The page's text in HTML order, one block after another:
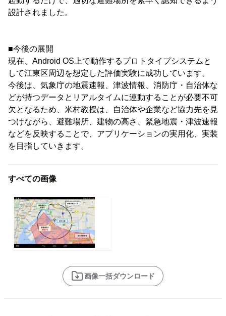
設計されました。
■今後の展開
現在、Android OS上で動作するプロトタイプシステムと
して江東区周辺を想定した評価実験に成功しています。
今後は、気象庁の地震速報、津波情報、消防庁・自治体な
どが持つデータとリアルタイムに連動することが必要不可
欠となるため、米村教授は、自治体や企業など協力先を見
つけながら、避難場所、建物の高さ、緊急地震・津波速報
などを反映することで、アプリケーションの実用化、実装
を目指していきます。
すべての画像
画像一括ダウンロード